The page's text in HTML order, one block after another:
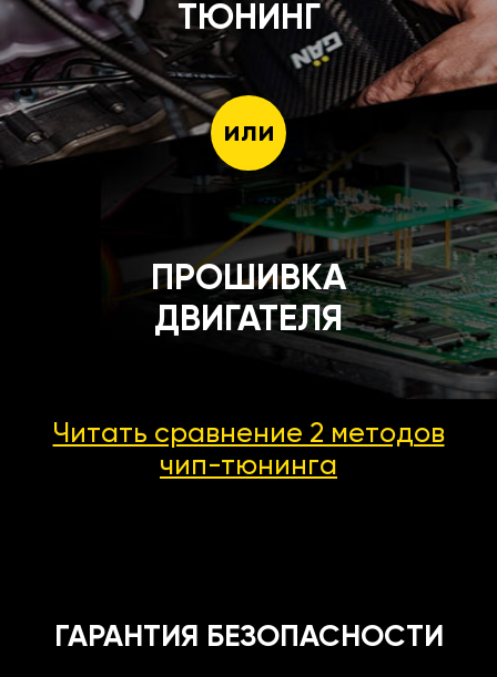
ТЮНИНГ
или
ПРОШИВКА
ДВИГАТЕЛЯ
Читать сравнение 2 методов
чип-тюнинга
ГАРАНТИЯ БЕЗОПАСНОСТИ